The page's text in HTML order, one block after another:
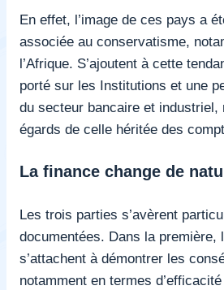
En effet, l’image de ces pays a
associée au conservatisme,
l’Afrique. S’ajoutent à cette
porté sur les Institutions et une
du secteur bancaire et industriel,
égards de celle héritée des
La finance change de
Les trois parties s’avèrent
documentées. Dans la première,
s’attachent à démontrer les
notamment en termes